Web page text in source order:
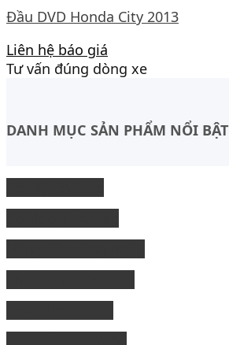
Đầu DVD Honda City 2013
Liên hệ báo giá
Tư vấn đúng dòng xe
DANH MỤC SẢN PHẨM NỔI BẬT